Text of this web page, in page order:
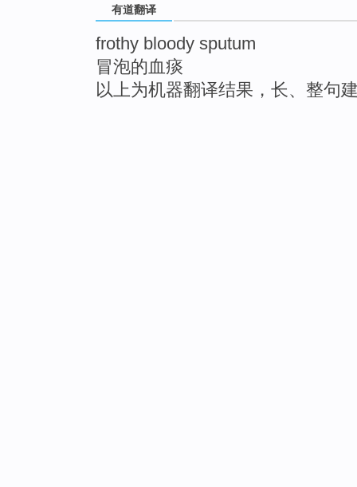
有道翻译
frothy bloody sputum
冒泡的血痰
以上为机器翻译结果，长、整句